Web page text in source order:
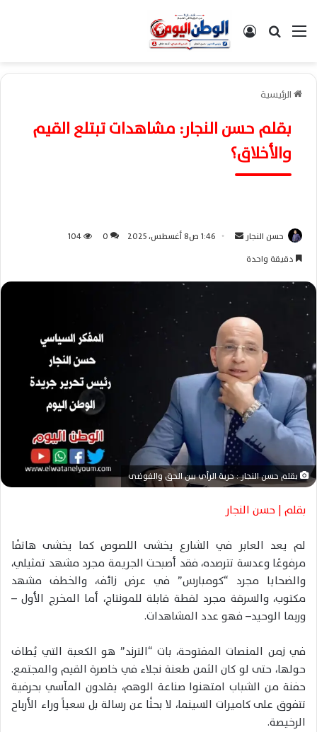
القائمةبحث عن تسجيل الدخول
الرئيسية
بقلم حسن النجار: مشاهدات تبتلع القيم
والأخلاق؟
حسن النجار
ر
ي
د
ا
إ
ل
ك
ت
ر
و
ن
ي
1:46 ص8 أغسطس، 2025 0
104
دقيقة واحدة
بقلم حسن النجار : حرية الرأي بين الحق والفوضى
بقلم | حسن النجار
لم يعد العابر في الشارع يخشى اللصوص كما يخشى هاتفًا
مرفوعًا وعدسة تترصده، فقد أصبحت الجريمة مجرد مشهد تمثيلي،
والضحايا مجرد “كومبارس” في عرض زائف، والخطف مشهد
مكتوب، والسرقة مجرد لقطة قابلة للمونتاج، أما المخرج الأول –
وربما الوحيد– فهو عدد المشاهدات.
في زمن المنصات المفتوحة، بات “الترند” هو الكعبة التي يُطاف
حولها، حتى لو كان الثمن طعنة نجلاء في خاصرة القيم والمجتمع.
حفنة من الشباب امتهنوا صناعة الوهم، يقلدون المآسي بحرفية
تتفوق على كاميرات السينما، لا بحثًا عن رسالة بل سعياً وراء الأرباح
الرخيصة.